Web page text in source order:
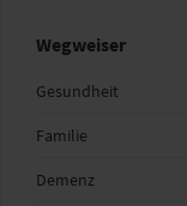
Wegweiser
Gesundheit
Familie
Demenz